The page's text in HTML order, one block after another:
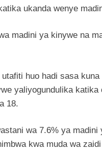
ukanda wenye
madini ya kinywe na
huo hadi sasa
yaliyogundulika
18.
wa 7.6% ya
kwa muda wa